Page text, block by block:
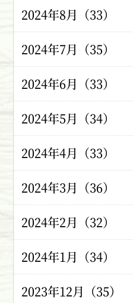
2024年8月（33）
2024年7月（35）
2024年6月（33）
2024年5月（34）
2024年4月（33）
2024年3月（36）
2024年2月（32）
2024年1月（34）
2023年12月（35）